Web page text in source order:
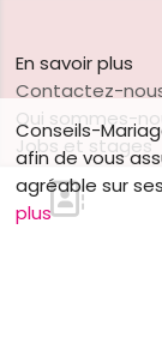
En savoir plus
Contactez-
Qui sommes-
Jobs et stages
Partenaires
Mentions légales
Conseils-
afin de vous
agréable sur
plus